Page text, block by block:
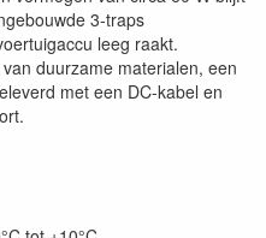
3-traps
leeg raakt.
duurzame materialen, een
met een DC-kabel en